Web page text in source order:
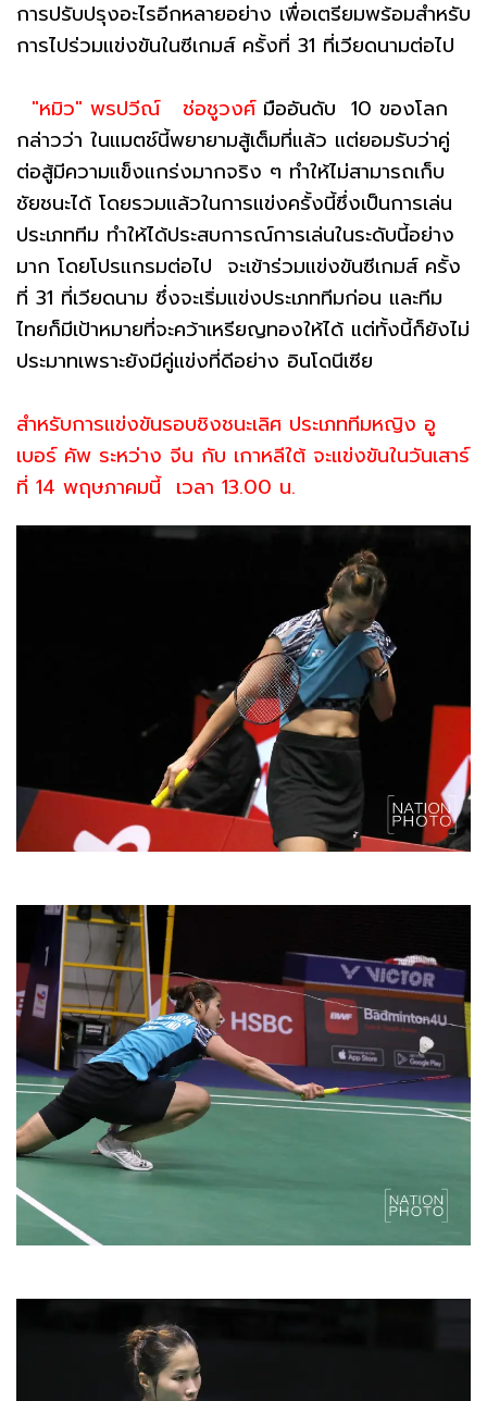
การปรับปรุงอะไรอีกหลายอย่าง เพื่อเตรียมพร้อมสำหรับ
การไปร่วมแข่งขันในซีเกมส์ ครั้งที่ 31 ที่เวียดนามต่อไป
"หมิว" พรปวีณ์ ช่อชูวงศ์ มืออันดับ 10 ของโลก
กล่าวว่า ในแมตช์นี้พยายามสู้เต็มที่แล้ว แต่ยอมรับว่าคู่
ต่อสู้มีความแข็งแกร่งมากจริง ๆ ทำให้ไม่สามารถเก็บ
ชัยชนะได้ โดยรวมแล้วในการแข่งครั้งนี้ซึ่งเป็นการเล่น
ประเภททีม ทำให้ได้ประสบการณ์การเล่นในระดับนี้อย่าง
มาก โดยโปรแกรมต่อไป จะเข้าร่วมแข่งขันซีเกมส์ ครั้ง
ที่ 31 ที่เวียดนาม ซึ่งจะเริ่มแข่งประเภททีมก่อน และทีม
ไทยก็มีเป้าหมายที่จะคว้าเหรียญทองให้ได้ แต่ทั้งนี้ก็ยังไม่
ประมาทเพราะยังมีคู่แข่งที่ดีอย่าง อินโดนีเซีย
สำหรับการแข่งขันรอบชิงชนะเลิศ ประเภททีมหญิง อู
เบอร์ คัพ ระหว่าง จีน กับ เกาหลีใต้ จะแข่งขันในวันเสาร์
ที่ 14 พฤษภาคมนี้ เวลา 13.00 น.